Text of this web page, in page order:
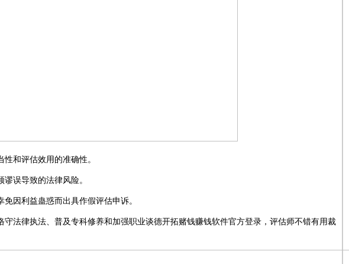
和评估效用的准确性。
误导致的法律风险。
因利益蛊惑而出具作假评估申诉。
法律执法、普及专科修养和加强职业谈德开拓赌钱赚钱软件官方登录，评估师不错有用裁